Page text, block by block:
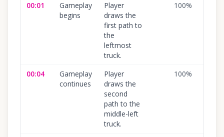
00:01
Gameplay
begins
Player
draws the
first path to
the
leftmost
truck.
100%
00:04
Gameplay
continues
Player
draws the
second
path to the
middle-left
truck.
100%